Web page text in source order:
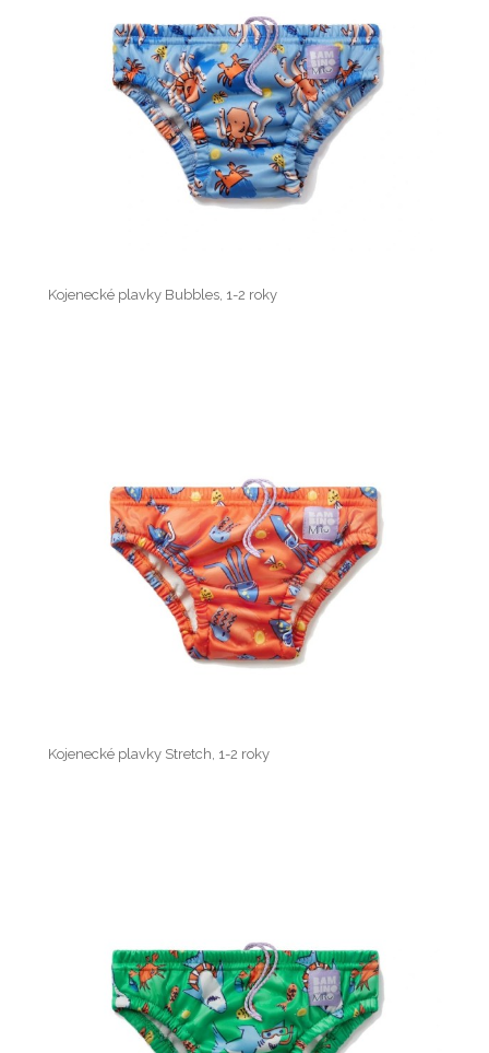
Kojenecké plavky Bubbles, 1-2 roky
Kojenecké plavky Stretch, 1-2 roky